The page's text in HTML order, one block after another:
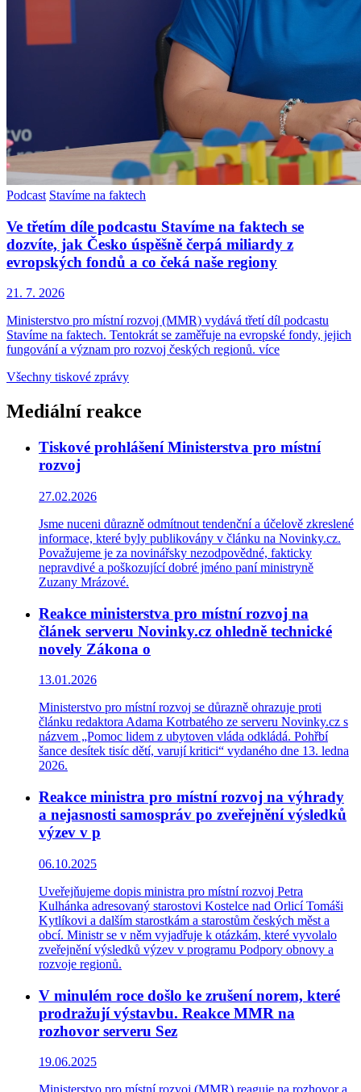
Podcast Stavíme na faktech
Ve třetím díle podcastu Stavíme na faktech se
dozvíte, jak Česko úspěšně čerpá miliardy z
evropských fondů a co čeká naše regiony
21. 7. 2026
Ministerstvo pro místní rozvoj (MMR) vydává třetí díl podcastu
Stavíme na faktech. Tentokrát se zaměřuje na evropské fondy, jejich
fungování a význam pro rozvoj českých regionů. více
Všechny tiskové zprávy
Mediální reakce
Tiskové prohlášení Ministerstva pro místní
rozvoj
27.02.2026
Jsme nuceni důrazně odmítnout tendenční a účelově zkreslené
informace, které byly publikovány v článku na Novinky.cz.
Považujeme je za novinářsky nezodpovědné, fakticky
nepravdivé a poškozující dobré jméno paní ministryně
Zuzany Mrázové.
Reakce ministerstva pro místní rozvoj na
článek serveru Novinky.cz ohledně technické
novely Zákona o
13.01.2026
Ministerstvo pro místní rozvoj se důrazně ohrazuje proti
článku redaktora Adama Kotrbatého ze serveru Novinky.cz s
názvem „Pomoc lidem z ubytoven vláda odkládá. Pohřbí
šance desítek tisíc dětí, varují kritici“ vydaného dne 13. ledna
2026.
Reakce ministra pro místní rozvoj na výhrady
a nejasnosti samospráv po zveřejnění výsledků
výzev v p
06.10.2025
Uveřejňujeme dopis ministra pro místní rozvoj Petra
Kulhánka adresovaný starostovi Kostelce nad Orlicí Tomáši
Kytlíkovi a dalším starostkám a starostům českých měst a
obcí. Ministr se v něm vyjadřuje k otázkám, které vyvolalo
zveřejnění výsledků výzev v programu Podpory obnovy a
rozvoje regionů.
V minulém roce došlo ke zrušení norem, které
prodražují výstavbu. Reakce MMR na
rozhovor serveru Sez
19.06.2025